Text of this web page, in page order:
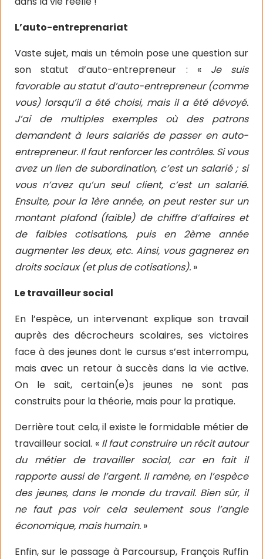
L’auto-entreprenariat
Vaste sujet, mais un témoin pose une question sur
son statut d’auto-entrepreneur : « Je suis
favorable au statut d’auto-entrepreneur (comme
vous) lorsqu’il a été choisi, mais il a été dévoyé.
J’ai de multiples exemples où des patrons
demandent à leurs salariés de passer en auto-
entrepreneur. Il faut renforcer les contrôles. Si vous
avez un lien de subordination, c’est un salarié ; si
vous n’avez qu’un seul client, c’est un salarié.
Ensuite, pour la 1ère année, on peut rester sur un
montant plafond (faible) de chiffre d’affaires et
de faibles cotisations, puis en 2ème année
augmenter les deux, etc. Ainsi, vous gagnerez en
droits sociaux (et plus de cotisations). »
Le travailleur social
En l’espèce, un intervenant explique son travail
auprès des décrocheurs scolaires, ses victoires
face à des jeunes dont le cursus s’est interrompu,
mais avec un retour à succès dans la vie active.
On le sait, certain(e)s jeunes ne sont pas
construits pour la théorie, mais pour la pratique.
Derrière tout cela, il existe le formidable métier de
travailleur social. «Il faut construire un récit autour
du métier de travailler social, car en fait il
rapporte aussi de l’argent. Il ramène, en l’espèce
des jeunes, dans le monde du travail. Bien sûr, il
ne faut pas voir cela seulement sous l’angle
économique, mais humain. »
Enfin, sur le passage à Parcoursup, François Ruffin